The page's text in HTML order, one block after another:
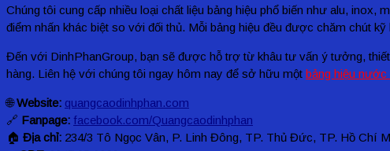
Chúng tôi cung cấp nhiều loại chất liệu bảng hiệu phổ biến như alu,
điểm nhấn khác biệt so với đối thủ. Mỗi bảng hiệu đều được chăm chút
Đến với DinhPhanGroup, bạn sẽ được hỗ trợ từ khâu tư vấn ý tưởng,
hàng. Liên hệ với chúng tôi ngay hôm nay để sở hữu một bảng hiệu
🌐Website: quangcaodinhphan.com
🔗 Fanpage: facebook.com/Quangcaodinhphan
🏠 Địa chỉ: 234/3 Tô Ngọc Vân, P. Linh Đông, TP. Thủ Đức, TP. Hồ Chí